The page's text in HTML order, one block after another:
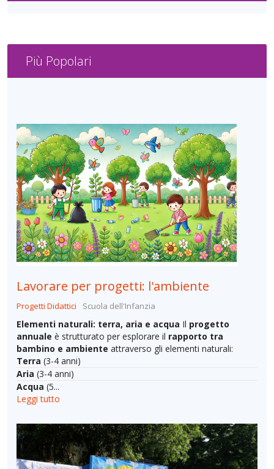
Più Popolari
Lavorare per progetti: l'ambiente
Progetti Didattici Scuola dell'Infanzia
Elementi naturali: terra, aria e acqua Il progetto
annuale è strutturato per esplorare il rapporto tra
bambino e ambiente attraverso gli elementi naturali:
Terra (3-4 anni)
Aria (3-4 anni)
Acqua (5...
Leggi tutto